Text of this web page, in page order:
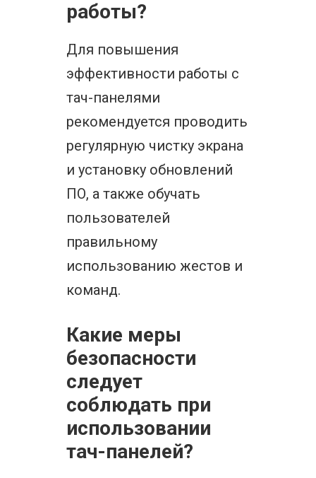
работы?
Для повышения
эффективности работы с
тач-панелями
рекомендуется проводить
регулярную чистку экрана
и установку обновлений
ПО, а также обучать
пользователей
правильному
использованию жестов и
команд.
Какие меры
безопасности
следует
соблюдать при
использовании
тач-панелей?